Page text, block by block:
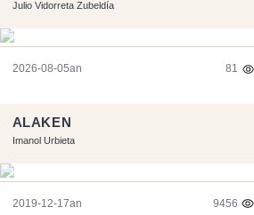
Julio Vidorreta Zubeldía
2026-08-05an 81
ALAKEN
Imanol Urbieta
2019-12-17an 9456